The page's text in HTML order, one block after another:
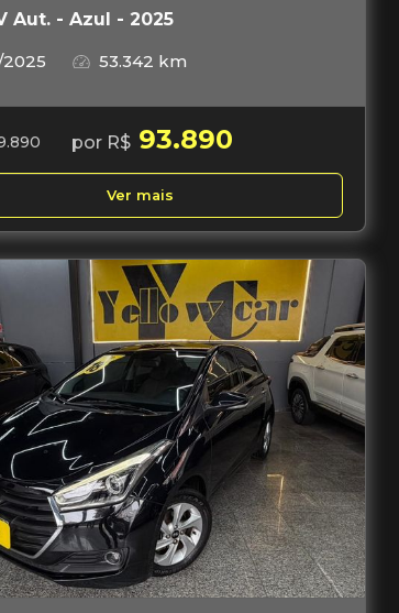
Aut. - Azul - 2025
53.342 km
por R$ 93.890
Ver mais